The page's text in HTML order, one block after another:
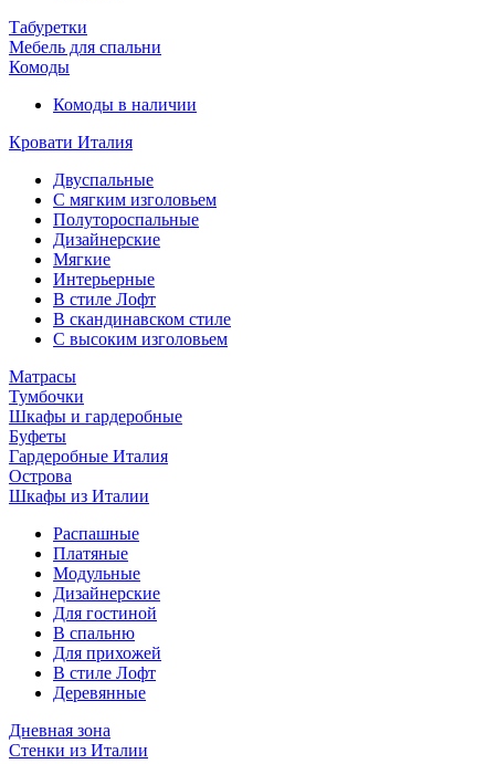
Табуретки
Мебель для спальни
Комоды
Комоды в наличии
Кровати Италия
Двуспальные
С мягким изголовьем
Полутороспальные
Дизайнерские
Мягкие
Интерьерные
В стиле Лофт
В скандинавском стиле
С высоким изголовьем
Матрасы
Тумбочки
Шкафы и гардеробные
Буфеты
Гардеробные Италия
Острова
Шкафы из Италии
Распашные
Платяные
Модульные
Дизайнерские
Для гостиной
В спальню
Для прихожей
В стиле Лофт
Деревянные
Дневная зона
Стенки из Италии